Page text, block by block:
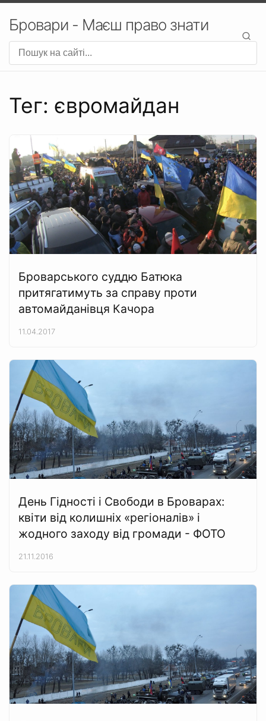
Бровари - Маєш право знати
Тег: євромайдан
Броварського суддю Батюка
притягатимуть за справу проти
автомайданівця Качора
11.04.2017
День Гідності і Свободи в Броварах:
квіти від колишніх «регіоналів» і
жодного заходу від громади - ФОТО
21.11.2016